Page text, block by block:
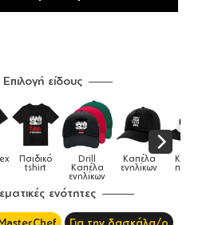
Επιλογή είδους
Καπέλα
παιδικά Κούπες Κούπες
ειδικές
Κούπες
ενότητες